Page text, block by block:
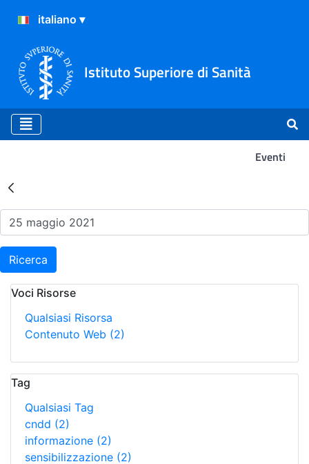
Istituto Superiore di Sanità
Eventi
Risultati della Ricerca -
Ricerca
Voci Risorse
Qualsiasi Risorsa
Contenuto Web (2)
Tag
Qualsiasi Tag
cndd (2)
informazione (2)
sensibilizzazione (2)